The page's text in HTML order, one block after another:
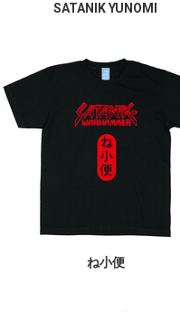
SATANIK YUNOMI
ね小便